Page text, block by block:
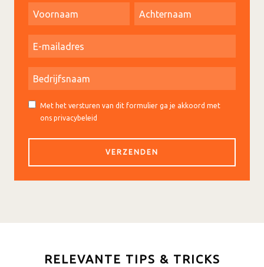
Met het versturen van dit formulier ga je akkoord met
ons privacybeleid
RELEVANTE TIPS & TRICKS